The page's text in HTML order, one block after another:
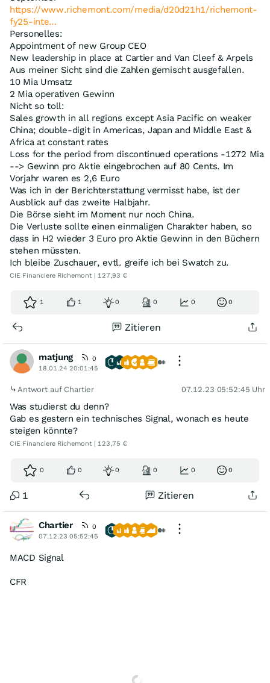
https://www.richemont.com/media/d20d21h1/richemont-
fy25-inte…
Personelles:
Appointment of new Group CEO
New leadership in place at Cartier and Van Cleef & Arpels
Aus meiner Sicht sind die Zahlen gemischt ausgefallen.
10 Mia Umsatz
2 Mia operativen Gewinn
Nicht so toll:
Sales growth in all regions except Asia Pacific on weaker
China; double-digit in Americas, Japan and Middle East &
Africa at constant rates
Loss for the period from discontinued operations -1272 Mia
--> Gewinn pro Aktie eingebrochen auf 80 Cents. Im
Vorjahr waren es 2,6 Euro
Was ich in der Berichterstattung vermisst habe, ist der
Ausblick auf das zweite Halbjahr.
Die Börse sieht im Moment nur noch China.
Die Verluste sollte einen einmaligen Charakter haben, so
dass in H2 wieder 3 Euro pro Aktie Gewinn in den Büchern
stehen müssten.
Ich bleibe Zuschauer, evtl. greife ich bei Swatch zu.
CIE Financiere Richemont | 127,93 €
1 1 0 0 0 0
Zitieren
matjung
0
18.01.24 20:01:45
Antwort auf Chartier 07.12.23 05:52:45 Uhr
Was studierst du denn?
Gab es gestern ein technisches Signal, wonach es heute
steigen könnte?
CIE Financiere Richemont | 123,75 €
0 0 0 0 0 0
1 Zitieren
Chartier
0
07.12.23 05:52:45
MACD Signal
CFR